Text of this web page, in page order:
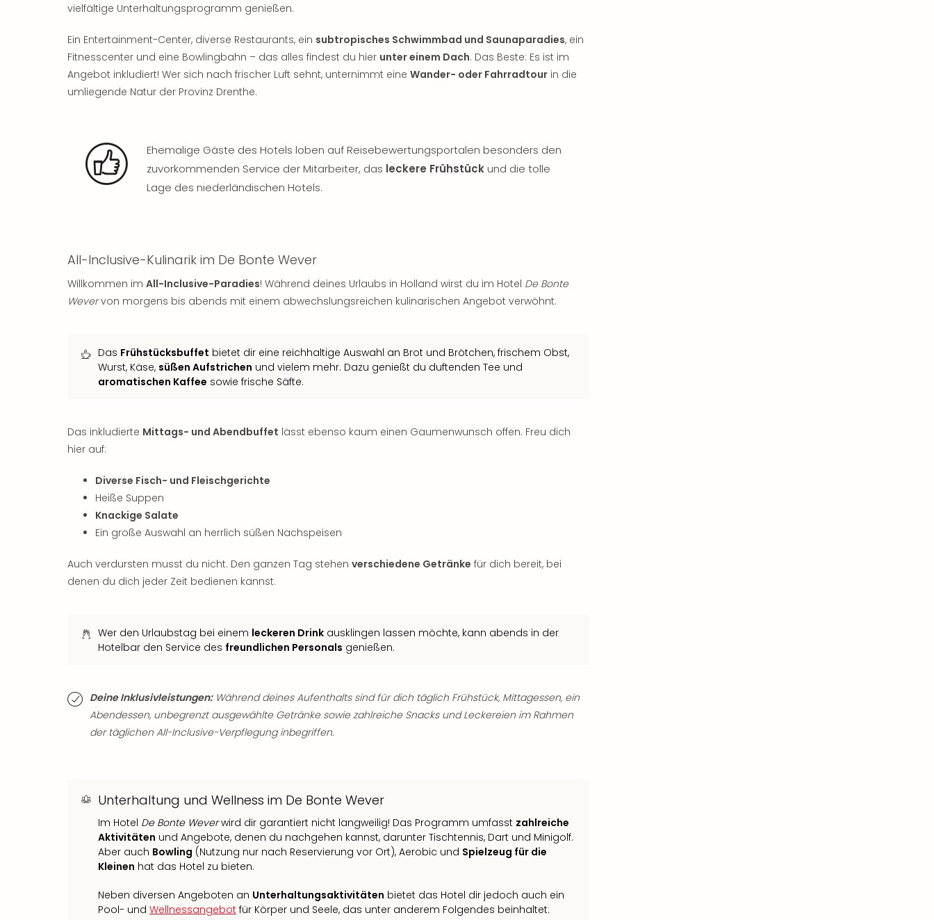
vielfältige Unterhaltungsprogramm genießen.
Ein Entertainment-Center, diverse Restaurants, ein subtropisches Schwimmbad und Saunaparadies, ein
Fitnesscenter und eine Bowlingbahn – das alles findest du hier unter einem Dach. Das Beste: Es ist im
Angebot inkludiert! Wer sich nach frischer Luft sehnt, unternimmt eine Wander- oder Fahrradtour in die
umliegende Natur der Provinz Drenthe.
Ehemalige Gäste des Hotels loben auf Reisebewertungsportalen besonders den
zuvorkommenden Service der Mitarbeiter, das leckere Frühstückund die tolle
Lage des niederländischen Hotels.
All-Inclusive-Kulinarik im De Bonte Wever
Willkommen im All-Inclusive-Paradies! Während deines Urlaubs in Holland wirst du im Hotel De Bonte
Wevervon morgens bis abends mit einem abwechslungsreichen kulinarischen Angebot verwöhnt.
Das Frühstücksbuffet bietet dir eine reichhaltige Auswahl an Brot und Brötchen, frischem Obst,
Wurst, Käse, süßen Aufstrichen und vielem mehr. Dazu genießt du duftenden Tee und
aromatischen Kaffee sowie frische Säfte.
Das inkludierte Mittags- und Abendbuffet lässt ebenso kaum einen Gaumenwunsch offen. Freu dich
hier auf:
Diverse Fisch- und Fleischgerichte
Heiße Suppen
Knackige Salate
Ein große Auswahl an herrlich süßen Nachspeisen
Auch verdursten musst du nicht. Den ganzen Tag stehen verschiedene Getränke für dich bereit, bei
denen du dich jeder Zeit bedienen kannst.
Wer den Urlaubstag bei einem leckeren Drink ausklingen lassen möchte, kann abends in der
Hotelbar den Service des freundlichen Personals genießen.
Deine Inklusivleistungen:Während deines Aufenthalts sind für dich täglich Frühstück, Mittagessen, ein
Abendessen, unbegrenzt ausgewählte Getränke sowie zahlreiche Snacks und Leckereien im Rahmen
der täglichen All-Inclusive-Verpflegung inbegriffen.
Unterhaltung und Wellness im De Bonte Wever
Im Hotel De Bonte Weverwird dir garantiert nicht langweilig! Das Programm umfasst zahlreiche
Aktivitäten und Angebote, denen du nachgehen kannst, darunter Tischtennis, Dart und Minigolf.
Aber auch Bowling (Nutzung nur nach Reservierung vor Ort), Aerobic und Spielzeug für die
Kleinen hat das Hotel zu bieten.
Neben diversen Angeboten an Unterhaltungsaktivitäten bietet das Hotel dir jedoch auch ein
Pool- und Wellnessangebot für Körper und Seele, das unter anderem Folgendes beinhaltet: